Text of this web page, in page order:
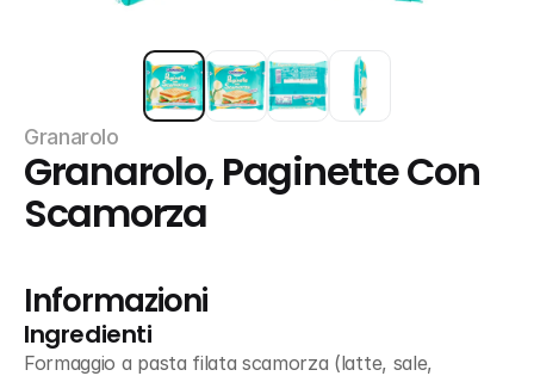
Granarolo
Granarolo, Paginette Con
Scamorza
Informazioni
Ingredienti
Formaggio a pasta filata scamorza (latte, sale,